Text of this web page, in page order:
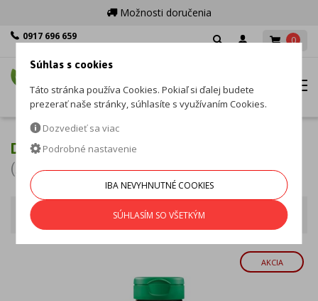
Možnosti doručenia
0917 696 659
Po - Pia: 8:00 - 16:00
0
DRASLÍK
(2 produkty)
Zoradiť podľa
AKCIA
Súhlas s cookies
Táto stránka používa Cookies. Pokiaľ si ďalej budete
prezerať naše stránky, súhlasíte s využívaním Cookies.
Dozvedieť sa viac
Podrobné nastavenie
IBA NEVYHNUTNÉ COOKIES
SÚHLASÍM SO VŠETKÝM